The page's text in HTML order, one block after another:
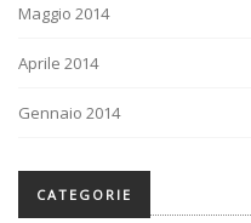
Maggio 2014
Aprile 2014
Gennaio 2014
CATEGORIE